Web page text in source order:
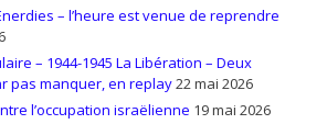
– l’heure est venue de reprendre
– 1944-1945 La Libération – Deux
pas manquer, en replay22 mai 2026
l’occupation israëlienne 19 mai 2026